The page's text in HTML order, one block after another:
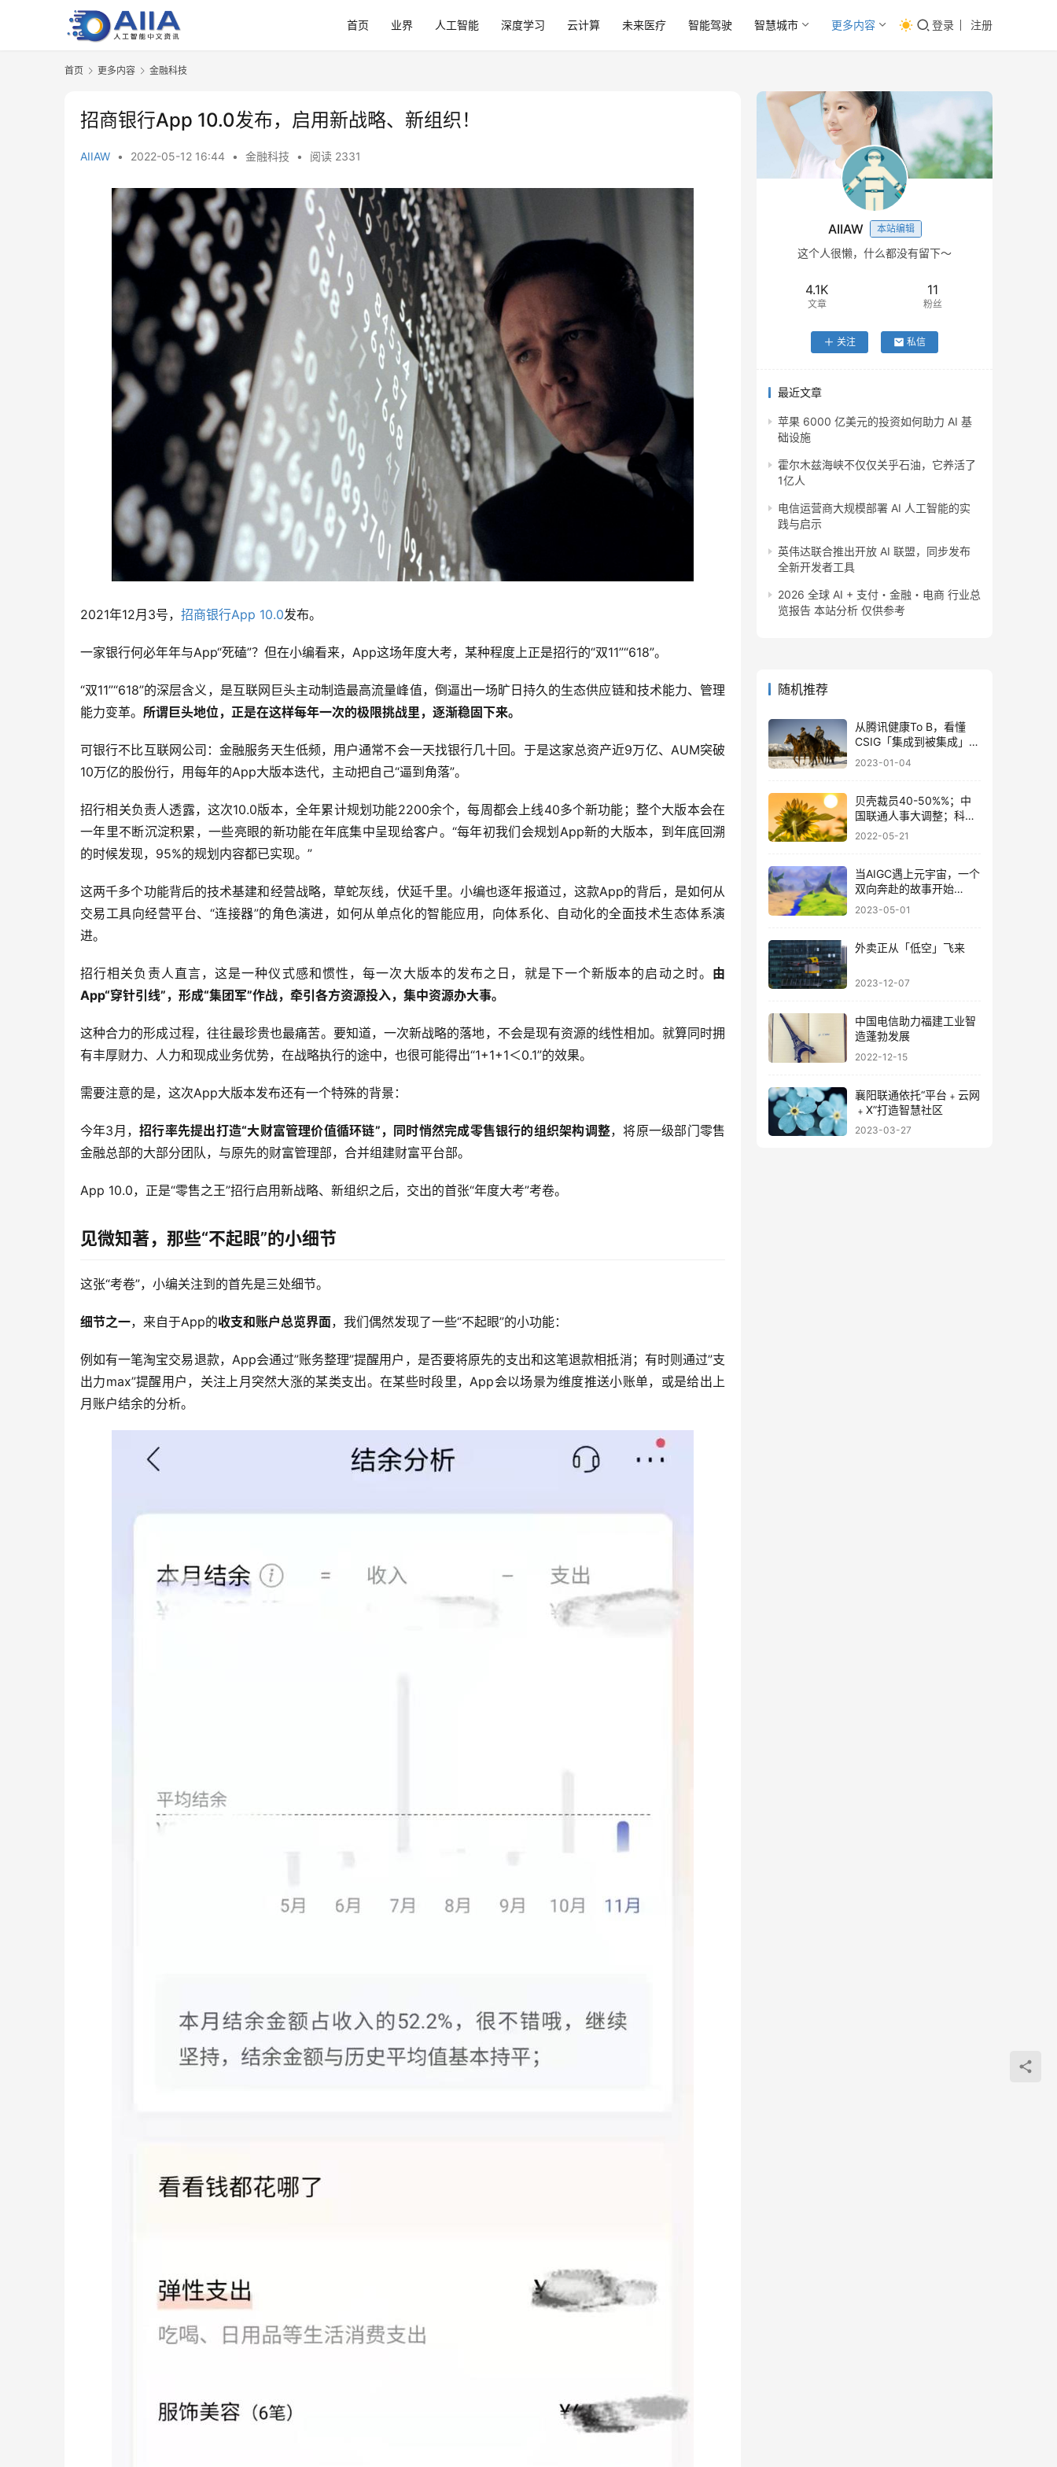
首页 业界 人工智能 深度学习 云计算 未来医疗 智能驾驶 智慧城市 更多内容 登录 注册
首页 更多内容 金融科技
招商银行App 10.0发布，启用新战略、新组织！
AIIAW • 2022-05-12 16:44 • 金融科技 • 阅读 2331
2021年12月3号， 招商银行App 10.0发布。
一家银行何必年年与App“死磕”？但在小编看来，App这场年度大考，某种程度上正是招行的“双11”“618”。
“双11”“618”的深层含义，是互联网巨头主动制造最高流量峰值，倒逼出一场旷日持久的生态供应链和技术能力、管理
能力变革。 所谓巨头地位，正是在这样每年一次的极限挑战里，逐渐稳固下来。
可银行不比互联网公司：金融服务天生低频，用户通常不会一天找银行几十回。于是这家总资产近9万亿、AUM突破
10万亿的股份行，用每年的App大版本迭代，主动把自己“逼到角落”。
招行相关负责人透露，这次10.0版本，全年累计规划功能2200余个，每周都会上线40多个新功能；整个大版本会在
一年里不断沉淀积累，一些亮眼的新功能在年底集中呈现给客户。“每年初我们会规划App新的大版本，到年底回溯
的时候发现，95%的规划内容都已实现。”
这两千多个功能背后的技术基建和经营战略，草蛇灰线，伏延千里。小编也逐年报道过，这款App的背后，是如何从
交易工具向经营平台、“连接器”的角色演进，如何从单点化的智能应用，向体系化、自动化的全面技术生态体系演
进。
招行相关负责人直言，这是一种仪式感和惯性，每一次大版本的发布之日，就是下一个新版本的启动之时。 由
App“穿针引线”，形成“集团军”作战，牵引各方资源投入，集中资源办大事。
这种合力的形成过程，往往最珍贵也最痛苦。要知道，一次新战略的落地，不会是现有资源的线性相加。就算同时拥
有丰厚财力、人力和现成业务优势，在战略执行的途中，也很可能得出“1+1+1＜0.1”的效果。
需要注意的是，这次App大版本发布还有一个特殊的背景：
今年3月，招行率先提出打造“大财富管理价值循环链”，同时悄然完成零售银行的组织架构调整，将原一级部门零售
金融总部的大部分团队，与原先的财富管理部，合并组建财富平台部。
App 10.0，正是“零售之王”招行启用新战略、新组织之后，交出的首张“年度大考”考卷。
见微知著，那些“不起眼”的小细节
这张“考卷”，小编关注到的首先是三处细节。
细节之一，来自于App的收支和账户总览界面，我们偶然发现了一些“不起眼”的小功能：
例如有一笔淘宝交易退款，App会通过”账务整理”提醒用户，是否要将原先的支出和这笔退款相抵消；有时则通过”支
出力max”提醒用户，关注上月突然大涨的某类支出。在某些时段里，App会以场景为维度推送小账单，或是给出上
月账户结余的分析。
AIIAW 本站编辑
这个人很懒，什么都没有留下～
4.1K
文章
11
粉丝
关注 私信
最近文章
苹果 6000 亿美元的投资如何助力 AI 基
础设施
霍尔木兹海峡不仅仅关乎石油，它养活了
1亿人
电信运营商大规模部署 AI 人工智能的实
践与启示
英伟达联合推出开放 AI 联盟，同步发布
全新开发者工具
2026 全球 AI + 支付・金融・电商 行业总
览报告 本站分析 仅供参考
随机推荐
从腾讯健康To B，看懂
CSIG「集成到被集成」的
角色转变
2023-01-04
贝壳裁员40-50%%；中
国联通人事大调整；科大
王兵辞职；马斯克大赞微
2022-05-21
当AIGC遇上元宇宙，一个
双向奔赴的故事开始
了……
2023-05-01
外卖正从「低空」飞来
2023-12-07
中国电信助力福建工业智
造蓬勃发展
2022-12-15
襄阳联通依托“平台﹢云网
﹢X”打造智慧社区
2023-03-27